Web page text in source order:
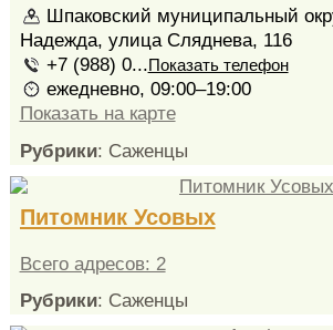
Шпаковский муниципальный
Надежда, улица Сляднева, 116
+7 (988) 0...Показать телефон
ежедневно, 09:00–19:00
Показать на карте
Рубрики: Саженцы
Питомник Усовых
Всего адресов: 2
Рубрики: Саженцы